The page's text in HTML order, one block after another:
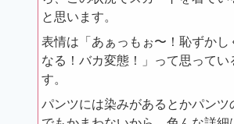
と思います。
表情は「あぁっもぉ〜！恥ずかし
なる！バカ変態！」って思ってい
す。
パンツには染みがあるとかパンツ